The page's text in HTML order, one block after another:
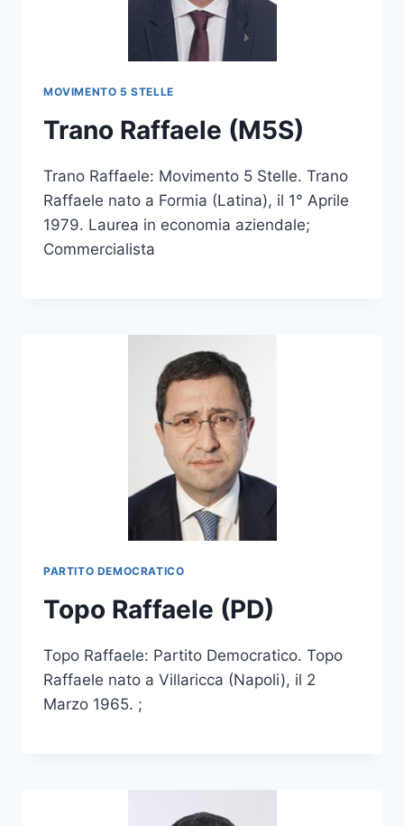
MOVIMENTO 5 STELLE
Trano Raffaele (M5S)
Trano Raffaele: Movimento 5 Stelle. Trano
Raffaele nato a Formia (Latina), il 1° Aprile
1979. Laurea in economia aziendale;
Commercialista
PARTITO DEMOCRATICO
Topo Raffaele (PD)
Topo Raffaele: Partito Democratico. Topo
Raffaele nato a Villaricca (Napoli), il 2
Marzo 1965. ;